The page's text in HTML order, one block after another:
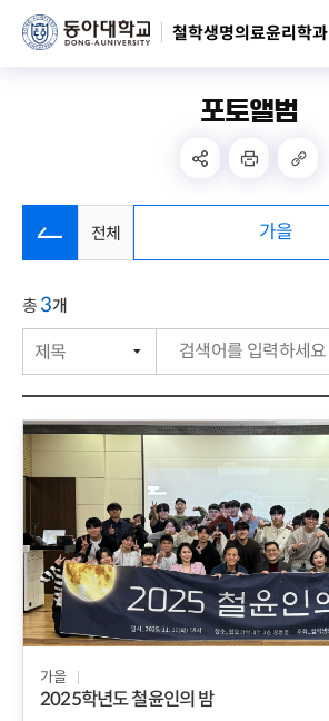
철학생명의료윤리학과
포토앨범
전체 가을
총 3개
가을
2025학년도 철윤인의 밤